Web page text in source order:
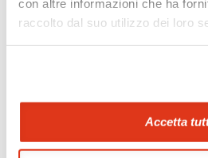
con altre informazioni che ha
raccolto dal suo utilizzo dei loro
Accetta
Da non perdere in Indonesia
Soggiorni balneari
Rafting